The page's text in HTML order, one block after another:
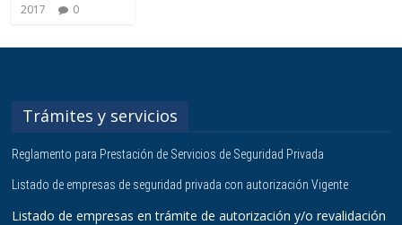
2017
0
Trámites y servicios
Reglamento para Prestación de Servicios de Seguridad Privada
Listado de empresas de seguridad privada con autorización Vigente
Listado de empresas en trámite de autorización y/o revalidación